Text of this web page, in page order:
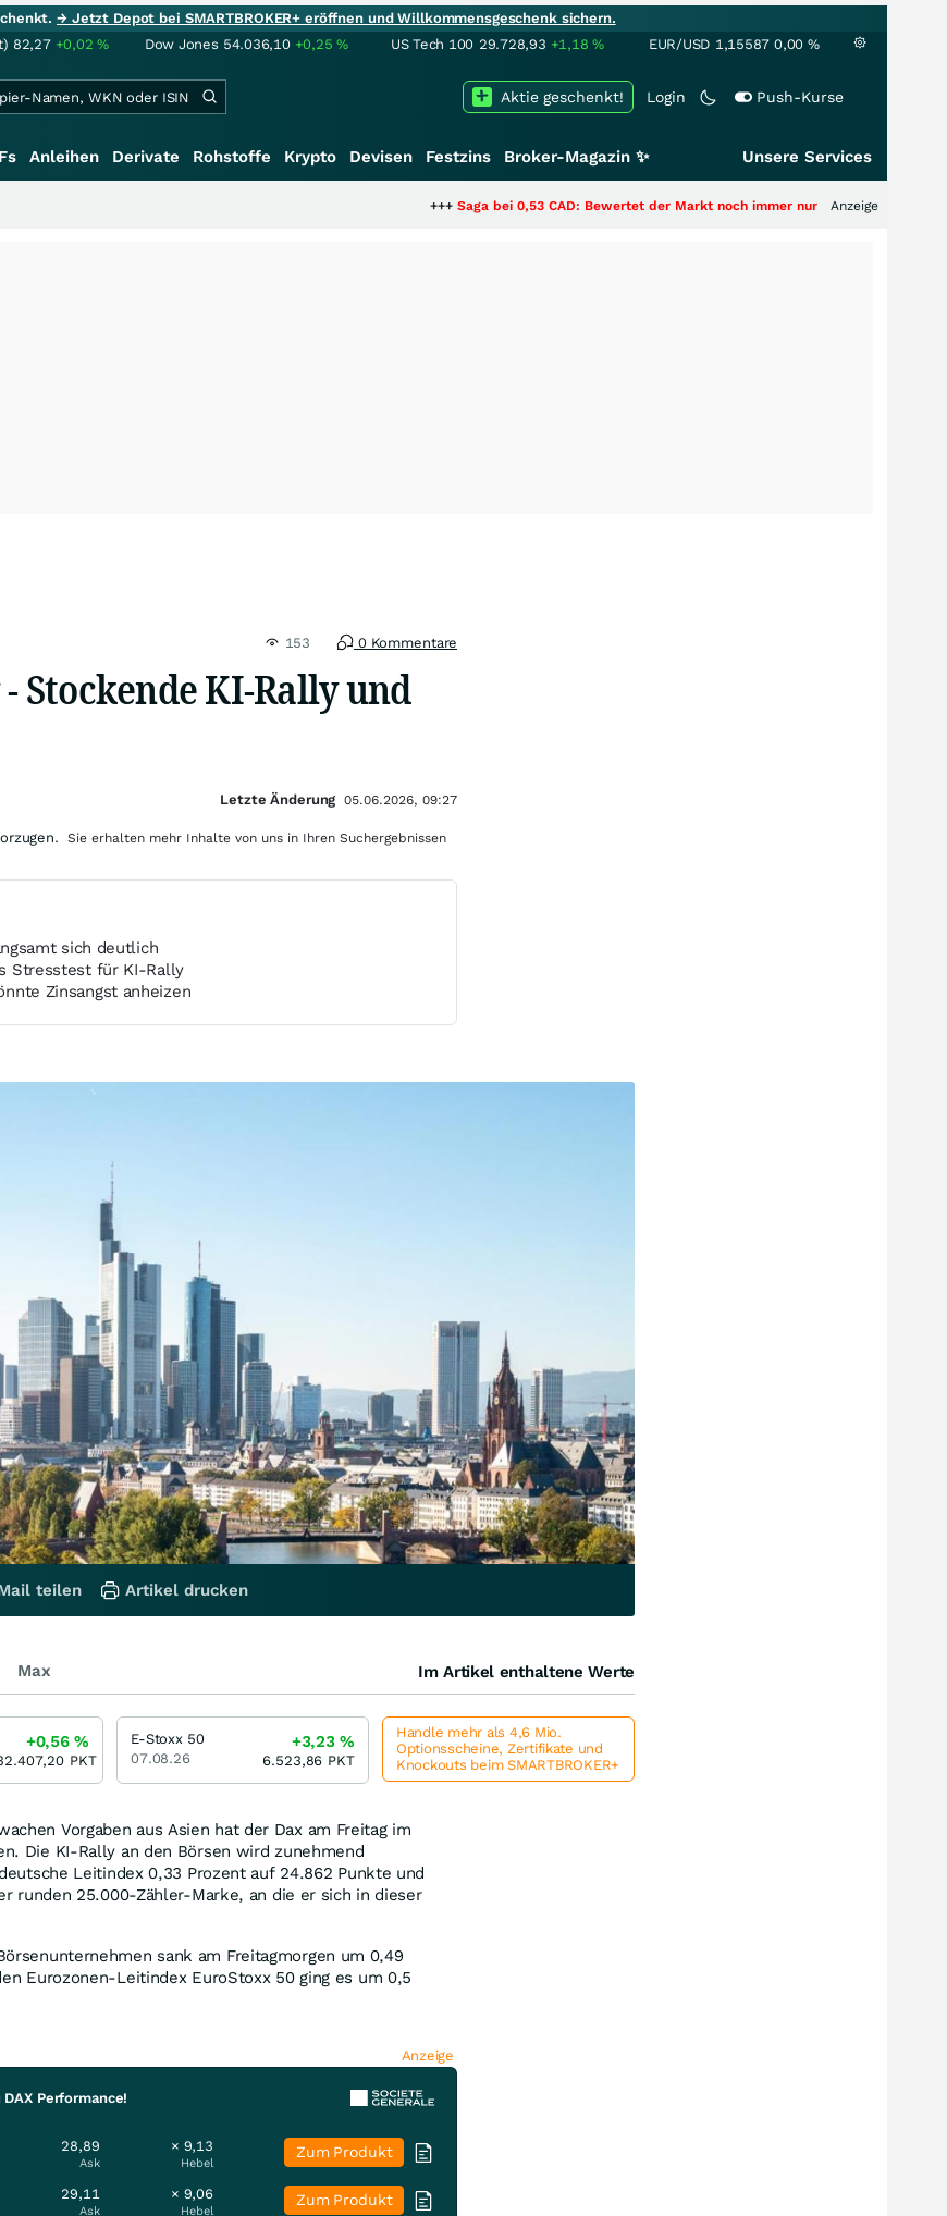
→ Jetzt Depot bei SMARTBROKER+ eröffnen und Willkommensgeschenk sichern.
82,27 +0,02% Dow Jones 54.036,10 +0,25% US Tech 100 29.728,93 +1,18% EUR/USD 1,15587 0,00 %
Login Push-Kurse
Aktie geschenkt!
Anleihen Derivate Rohstoffe Krypto Devisen Festzins Broker-Magazin ✨ Unsere Services
Saga bei 0,53 CAD: Bewertet der Markt noch immer nur die Hälfte der Story?+++
Anzeige
153 0 Kommentare
Stockende KI-Rally und
sich deutlich
Stresstest für KI-Rally
Zinsangst anheizen
Vorgaben aus Asien hat der Dax am Freitag im
Die KI-Rally an den Börsen wird zunehmend
Leitindex 0,33 Prozent auf 24.862 Punkte und
runden 25.000-Zähler-Marke, an die er sich in dieser
sank am Freitagmorgen um 0,49
Eurozonen-Leitindex EuroStoxx 50 ging es um 0,5
Anzeige
Performance!
28,89
Ask
× 9,13
Hebel
Zum Produkt
29,11
Ask
× 9,06
Hebel
Zum Produkt
Letzte Änderung 05.06.2026, 09:27
Sie erhalten mehr Inhalte von uns in Ihren Suchergebnissen
teilen Artikel drucken
Max Im Artikel enthaltene Werte
+0,56%
PKT
E-Stoxx 50
07.08.26
+3,23%
6.523,86 PKT
Handle mehr als 4,6 Mio.
Optionsscheine, Zertifikate und
Knockouts beim SMARTBROKER+